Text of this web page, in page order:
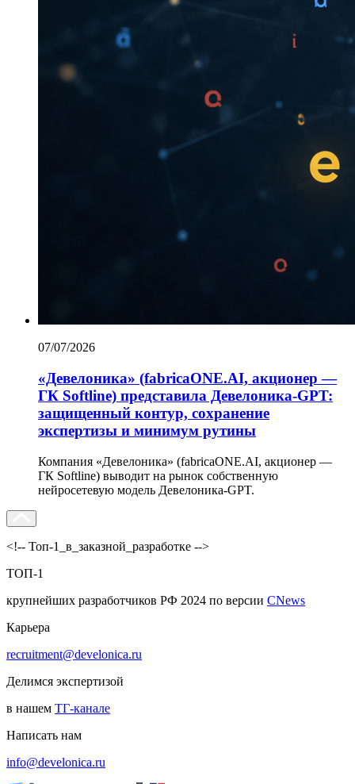
07/07/2026
«Девелоника» (fabricaONE.AI, акционер —
ГК Softline) представила Девелоника-GPT:
защищенный контур, сохранение
экспертизы и минимум рутины
Компания «Девелоника» (fabricaONE.AI, акционер —
ГК Softline) выводит на рынок собственную
нейросетевую модель Девелоника-GPT.
<!-- Топ-1_в_заказной_разработке -->
ТОП-1
крупнейших разработчиков РФ 2024 по версии CNews
Карьера
recruitment@develonica.ru
Делимся экспертизой
в нашем ТГ-канале
Написать нам
info@develonica.ru